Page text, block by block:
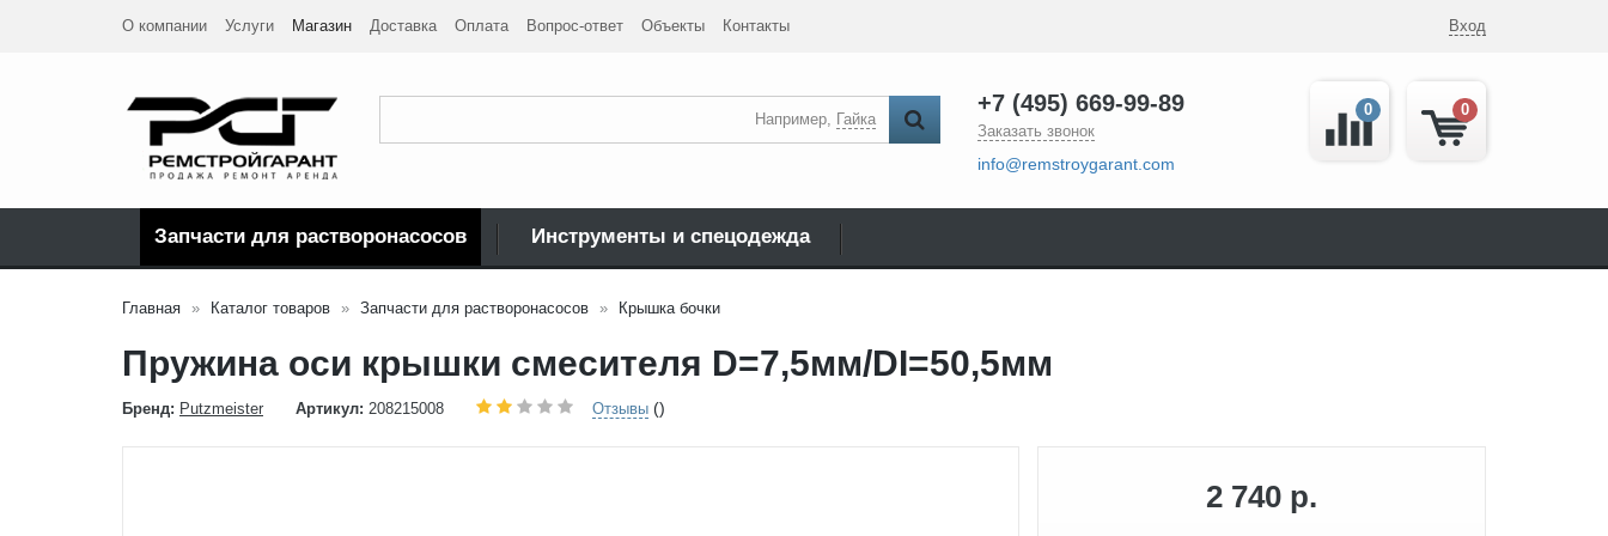
О компании Услуги Магазин Доставка Оплата Вопрос-ответ Объекты Контакты Вход
Например, Гайка
+7 (495) 669-99-89
Заказать звонок
info@remstroygarant.com
0
0
Запчасти для растворонасосов Инструменты и спецодежда
Главная Каталог товаров Запчасти для растворонасосов Крышка бочки
Пружина оси крышки смесителя D=7,5мм/DI=50,5мм
Бренд: Putzmeister Артикул: 208215008 Отзывы ()
2 740 р.